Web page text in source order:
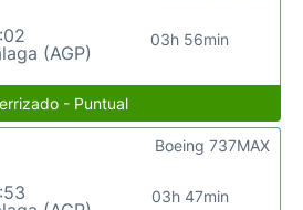
(AGP)
03h 56min
- Puntual
03h 47min
Boeing 737MAX